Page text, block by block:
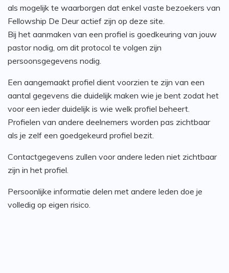
als mogelijk te waarborgen dat enkel vaste bezoekers van
Fellowship De Deur actief zijn op deze site.
Bij het aanmaken van een profiel is goedkeuring van jouw
pastor nodig, om dit protocol te volgen zijn
persoonsgegevens nodig.
Een aangemaakt profiel dient voorzien te zijn van een
aantal gegevens die duidelijk maken wie je bent zodat het
voor een ieder duidelijk is wie welk profiel beheert.
Profielen van andere deelnemers worden pas zichtbaar
als je zelf een goedgekeurd profiel bezit.
Contactgegevens zullen voor andere leden niet zichtbaar
zijn in het profiel.
Persoonlijke informatie delen met andere leden doe je
volledig op eigen risico.